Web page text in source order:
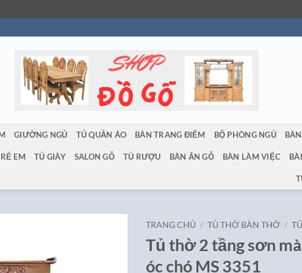
GIƯỜNG NGỦ TỦ QUẦN ÁO BÀN TRANG ĐIỂM BỘ PHÒNG NGỦ
EM TỦ GIÀY SALON GỖ TỦ RƯỢU BÀN ĂN GỖ BÀN LÀM VIỆC
TRANG CHỦ / TỦ THỜ BÀN THỜ /
Tủ thờ 2 tầng sơn
óc chó MS 3351